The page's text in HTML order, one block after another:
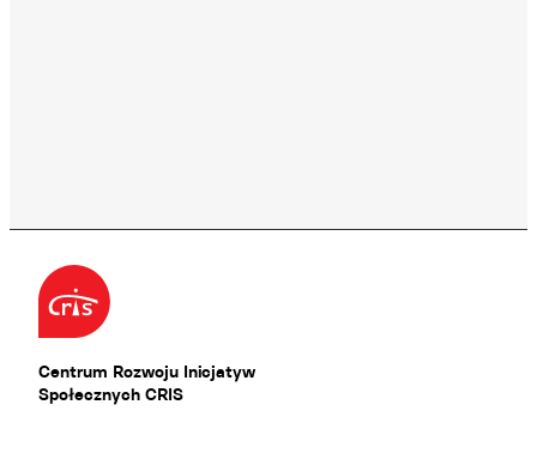
Centrum Rozwoju Inicjatyw
Społecznych CRIS